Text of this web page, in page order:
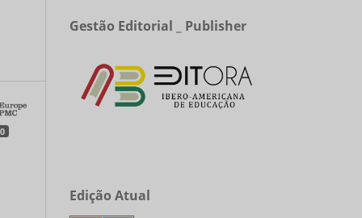
0
Gestão Editorial _ Publisher
Edição Atual